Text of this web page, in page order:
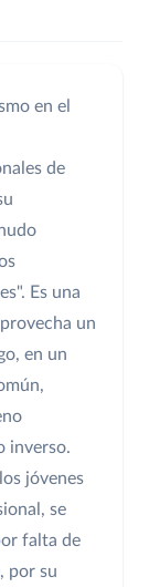
en el
de
Es una
un
en un
inverso.
jóvenes
se
falta de
por su